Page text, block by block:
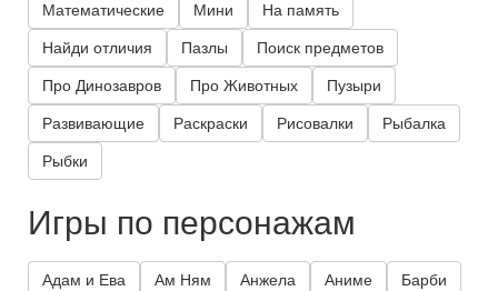
Математические Мини На память
Найди отличия Пазлы Поиск предметов
Про Динозавров Про Животных Пузыри
Развивающие Раскраски Рисовалки Рыбалка
Рыбки
Игры по персонажам
Адам и Ева Ам Ням Анжела Аниме Барби